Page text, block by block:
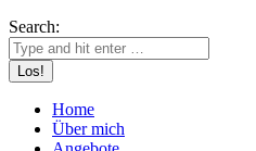
Search:
Home
Über mich